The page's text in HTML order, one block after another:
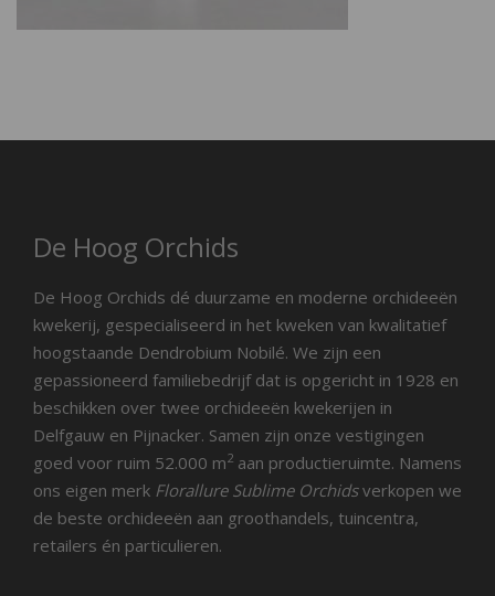
De Hoog Orchids
De Hoog Orchids dé duurzame en moderne orchideeën
kwekerij, gespecialiseerd in het kweken van kwalitatief
hoogstaande Dendrobium Nobilé. We zijn een
gepassioneerd familiebedrijf dat is opgericht in 1928 en
beschikken over twee orchideeën kwekerijen in
Delfgauw en Pijnacker. Samen zijn onze vestigingen
goed voor ruim 52.000 m2 aan productieruimte. Namens
ons eigen merk Florallure Sublime Orchidsverkopen we
de beste orchideeën aan groothandels, tuincentra,
retailers én particulieren.